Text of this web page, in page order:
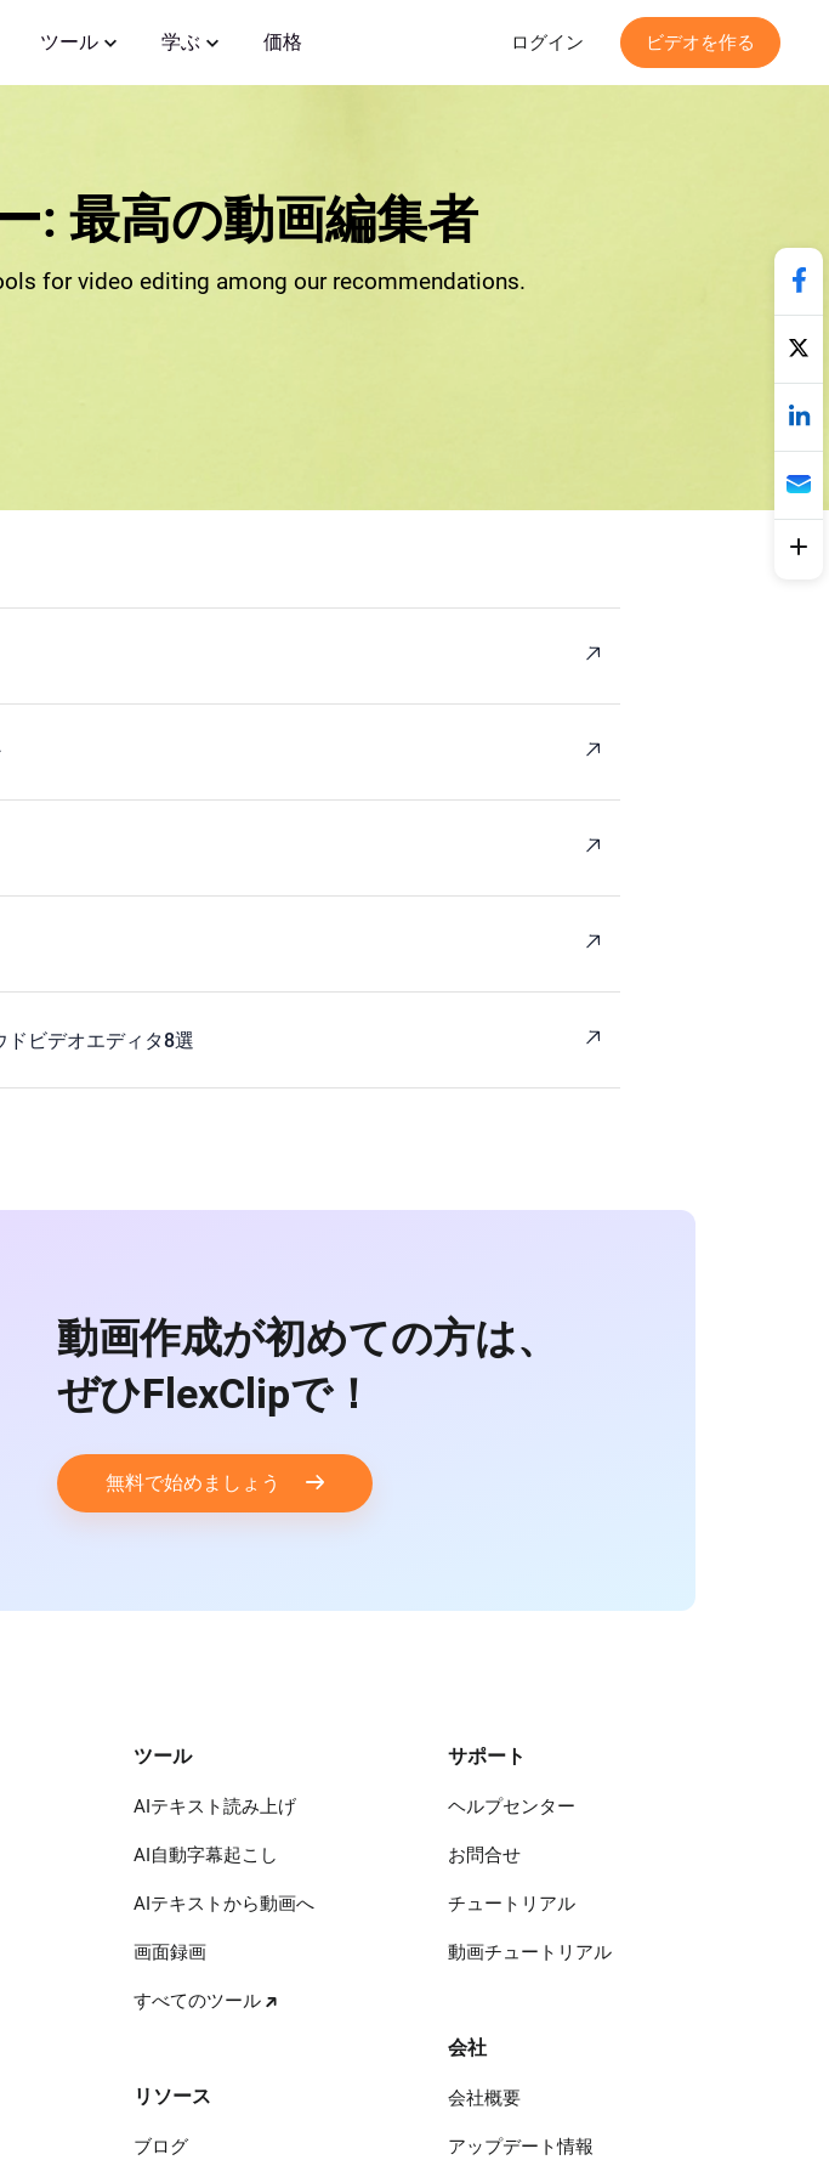
ツール 学ぶ 価格 ログイン ビデオを作る
: 最高の動画編集者
for video editing among our recommendations.
ドビデオエディタ8選
動画作成が初めての方は、
ぜひFlexClipで！
無料で始めましょう
ツール
AIテキスト読み上げ
AI自動字幕起こし
AIテキストから動画へ
画面録画
すべてのツール
リソース
ブログ
サポート
ヘルプセンター
お問合せ
チュートリアル
動画チュートリアル
会社
会社概要
アップデート情報